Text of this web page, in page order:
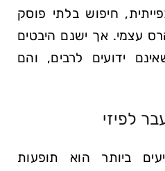
חיפוש בלתי פוסק
עצמי. אך ישנם היבטים
ידועים לרבים, והם
לפיזי
ביותר הוא תופעות